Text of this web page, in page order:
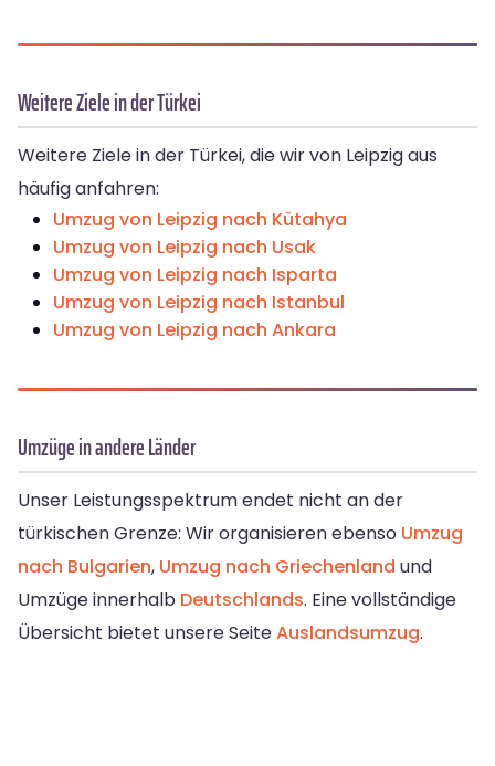
Weitere Ziele in der Türkei
Weitere Ziele in der Türkei, die wir von Leipzig aus
häufig anfahren:
Umzug von Leipzig nach Kütahya
Umzug von Leipzig nach Usak
Umzug von Leipzig nach Isparta
Umzug von Leipzig nach Istanbul
Umzug von Leipzig nach Ankara
Umzüge in andere Länder
Unser Leistungsspektrum endet nicht an der
türkischen Grenze: Wir organisieren ebenso Umzug
nach Bulgarien, Umzug nach Griechenland und
Umzüge innerhalb Deutschlands. Eine vollständige
Übersicht bietet unsere SeiteAuslandsumzug.